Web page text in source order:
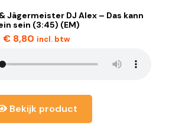
Jägermeister DJ Alex – Das kann
sein (3:45) (EM)
€ 8,80 incl. btw
Bekijk product